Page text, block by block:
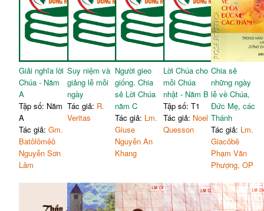
Giải nghĩa lời
Chúa - Năm
A
Tập số: Năm
A
Tác giả:Gm.
Batôlômêô
Nguyễn Sơn
Lâm
Suy niệm và
giảng lễ mỗi
ngày
Tác giả: R.
Veritas
Người gieo
giống. Chia
sẻ Lời Chúa
năm C
Tác giả: Lm.
Giuse
Nguyễn An
Khang
Lời Chúa cho
mỗi Chúa
nhật - Năm B
Tập số: T1
Tác giả: Noel
Quesson
Chia sẻ
những ngày
lễ về Chúa,
Đức Mẹ, các
Thánh
Tác giả: Lm.
Giacôbê
Phạm Văn
Phượng, OP